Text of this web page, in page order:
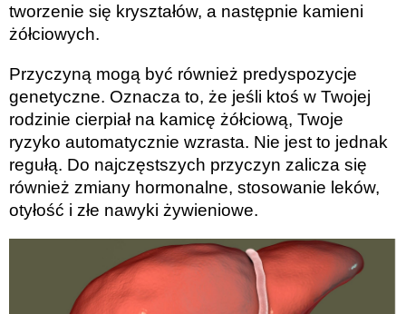
tworzenie się kryształów, a następnie kamieni
żółciowych.
Przyczyną mogą być również predyspozycje
genetyczne. Oznacza to, że jeśli ktoś w Twojej
rodzinie cierpiał na kamicę żółciową, Twoje
ryzyko automatycznie wzrasta. Nie jest to jednak
regułą. Do najczęstszych przyczyn zalicza się
również zmiany hormonalne, stosowanie leków,
otyłość i złe nawyki żywieniowe.